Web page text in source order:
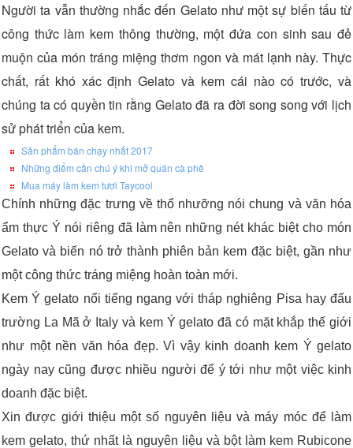
Người ta vẫn thường nhắc đến Gelato như một sự biến tấu từ
công thức làm kem thông thường, một đứa con sinh sau đẻ
muộn của món tráng miệng thơm ngon và mát lạnh này. Thực
chất, rất khó xác định Gelato và kem cái nào có trước, và
chúng ta có quyền tin rằng Gelato đã ra đời song song với lịch
sử phát triển của kem.
Sản phẩm bán chạy nhất 2017
Những điểm cần chú ý khi mở quán cà phê
Mua máy làm kem tươi Taycool
Chính những đặc trưng về thổ nhưỡng nói chung và văn hóa
ẩm thực Ý nói riêng đã làm nên những nét khác biệt cho món
Gelato và biến nó trở thành phiên bản kem đặc biệt, gần như
một công thức tráng miệng hoàn toàn mới.
Kem Ý gelato nổi tiếng ngang với tháp nghiêng Pisa hay đấu
trường La Mã ở Italy và kem Ý gelato đã có mặt khắp thế giới
như một nền văn hóa đẹp. Vì vậy kinh doanh kem Ý gelato
ngày nay cũng được nhiều người để ý tới như một việc kinh
doanh đặc biệt.
Xin được giới thiệu một số nguyên liệu và máy móc để làm
kem gelato, thứ nhất là nguyên liệu và bột làm kem Rubicone